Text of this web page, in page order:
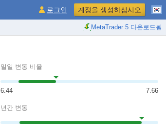
MetaTrader 5 다운로드됨
로그인 계정을 생성하십시오
일일 변동 비율
6.44 7.66
년간 변동